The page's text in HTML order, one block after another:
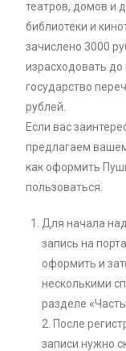
театров, домов и
библиотеки и
зачислено 3000
израсходовать до
государство
рублей.
Если вас
предлагаем
как оформить
пользоваться.
Для начала
запись на
оформить и
несколькими
разделе
2. После
записи нужно